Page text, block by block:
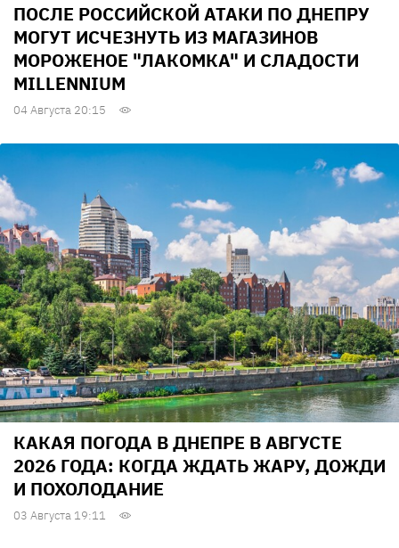
ПОСЛЕ РОССИЙСКОЙ АТАКИ ПО ДНЕПРУ
МОГУТ ИСЧЕЗНУТЬ ИЗ МАГАЗИНОВ
МОРОЖЕНОЕ "ЛАКОМКА" И СЛАДОСТИ
MILLENNIUM
04 Августа 20:15
КАКАЯ ПОГОДА В ДНЕПРЕ В АВГУСТЕ
2026 ГОДА: КОГДА ЖДАТЬ ЖАРУ, ДОЖДИ
И ПОХОЛОДАНИЕ
03 Августа 19:11